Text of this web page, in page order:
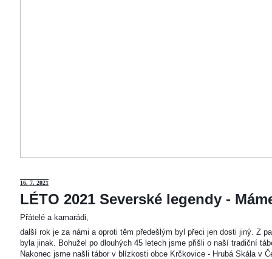
16. 7. 2021
LÉTO 2021 Severské legendy -
Přátelé a kamarádi,
další rok je za námi a oproti těm předešlým byl přeci jen dosti jiný. Z
byla jinak. Bohužel po dlouhých 45 letech jsme přišli o naší tradiční
Nakonec jsme našli tábor v blízkosti obce Krčkovice - Hrubá Skála v